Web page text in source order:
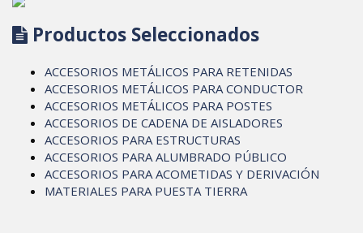
Productos Seleccionados
ACCESORIOS METÁLICOS PARA RETENIDAS
ACCESORIOS METÁLICOS PARA CONDUCTOR
ACCESORIOS METÁLICOS PARA POSTES
ACCESORIOS DE CADENA DE AISLADORES
ACCESORIOS PARA ESTRUCTURAS
ACCESORIOS PARA ALUMBRADO PÚBLICO
ACCESORIOS PARA ACOMETIDAS Y DERIVACIÓN
MATERIALES PARA PUESTA TIERRA